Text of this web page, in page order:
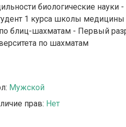
биологические науки
1 курса школы медицины
блиц-шахматам - Первый
по шахматам
Мужской
прав: Нет